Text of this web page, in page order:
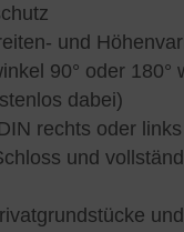
und
90° oder 180°
dabei)
rechts oder
und